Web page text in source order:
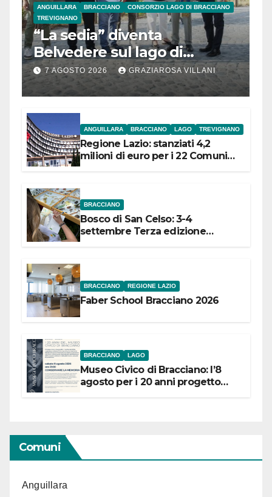
ANGUILLARA BRACCIANO
CONSORZIO LAGO DI BRACCIANO
TREVIGNANO
“La sedia” diventa
Belvedere sul lago di
Bracciano: ieri
l’inaugurazione
7 AGOSTO 2026 GRAZIAROSA VILLANI
ANGUILLARA BRACCIANO LAGO TREVIGNANO
Regione Lazio: stanziati 4,2
milioni di euro per i 22 Comuni
BRACCIANO
Bosco di San Celso: 3-4
settembre Terza edizione
BRACCIANO REGIONE LAZIO
Faber School Bracciano 2026
BRACCIANO LAGO
Museo Civico di Bracciano: l’8
agosto per i 20 anni progetto
Comuni
Anguillara